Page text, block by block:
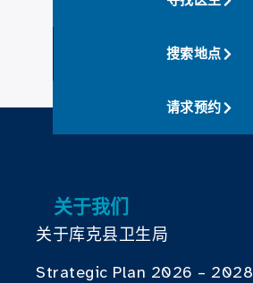
搜索地点
请求预约
关于我们
关于库克县卫生局
Strategic Plan 2026 – 2028